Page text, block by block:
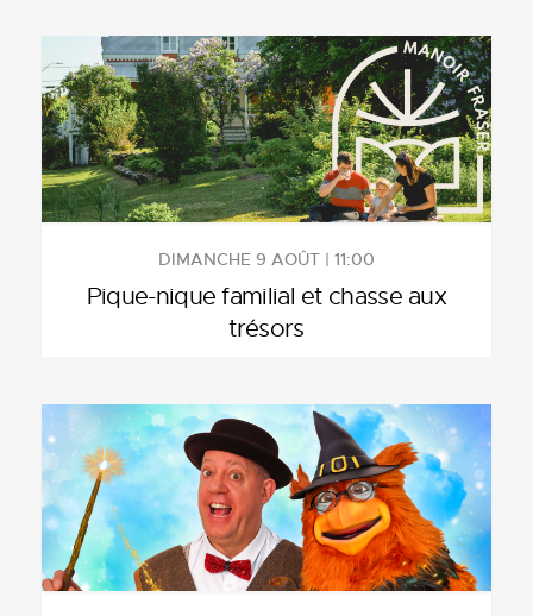
DIMANCHE 9 AOÛT | 11:00
Pique-nique familial et chasse aux
trésors